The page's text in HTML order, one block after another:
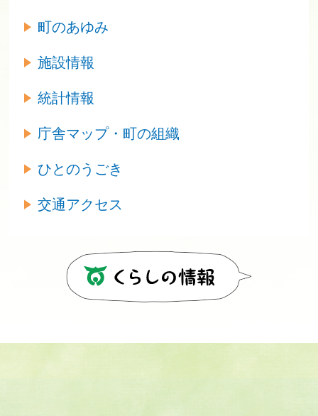
町のあゆみ
施設情報
統計情報
庁舎マップ・町の組織
ひとのうごき
交通アクセス